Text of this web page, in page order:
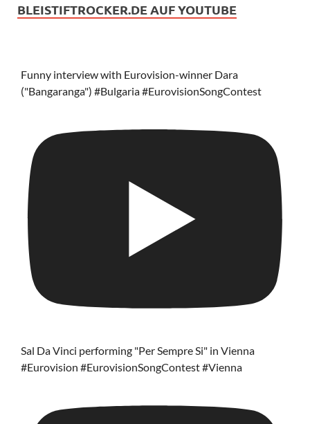
BLEISTIFTROCKER.DE AUF YOUTUBE
Funny interview with Eurovision-winner Dara
("Bangaranga") #Bulgaria #EurovisionSongContest
Sal Da Vinci performing "Per Sempre Si" in Vienna
#Eurovision #EurovisionSongContest #Vienna